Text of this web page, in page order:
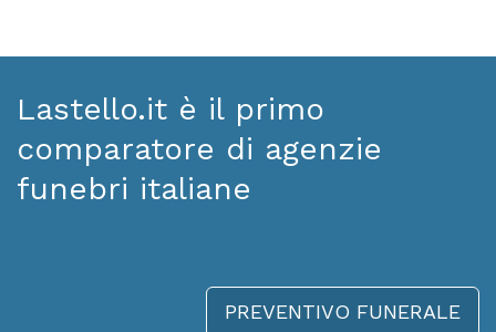
Lastello.it è il primo
comparatore di agenzie
funebri italiane
PREVENTIVO FUNERALE